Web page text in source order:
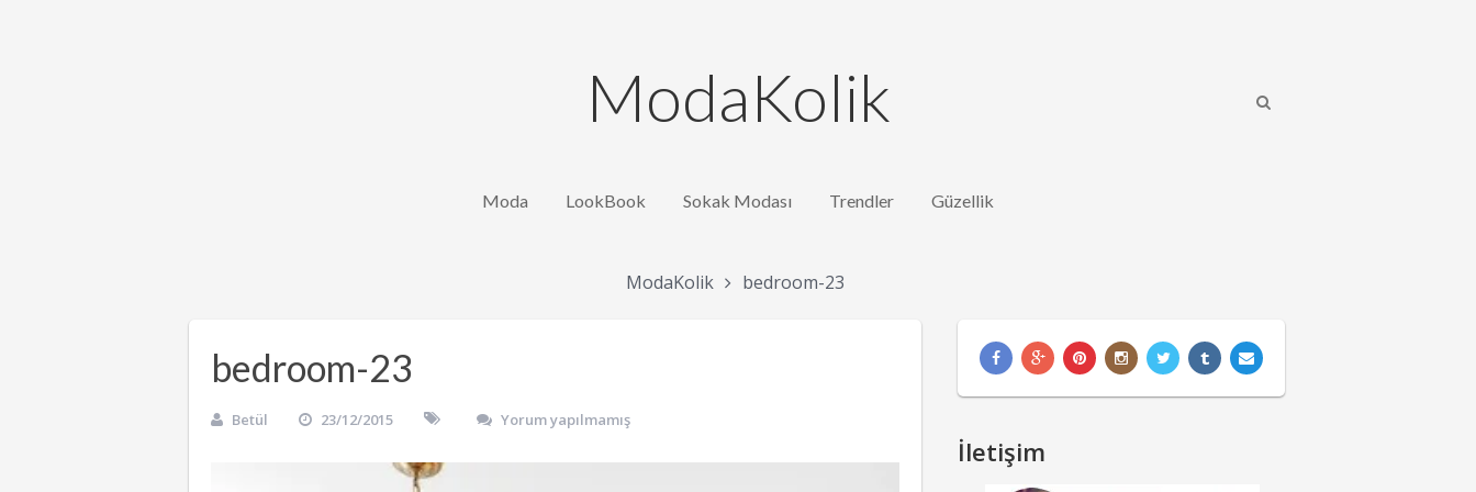
ModaKolik
Moda LookBook Sokak Modası Trendler Güzellik
ModaKolik bedroom-23
bedroom-23
Betül 23/12/2015 Yorum yapılmamış
İletişim